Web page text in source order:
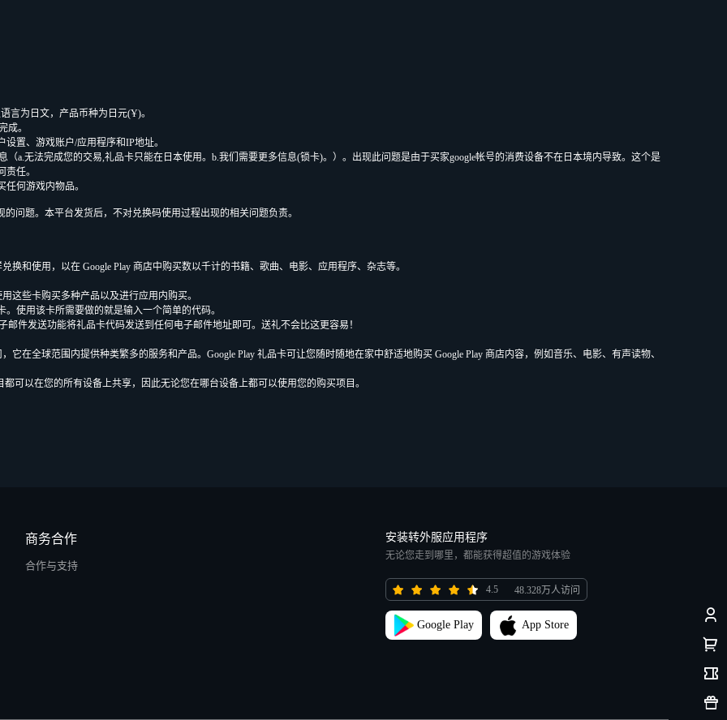
言为日文，产品币种为日元(Ұ)。
成。
置、游戏账户/应用程序和IP地址。
a.无法完成您的交易,礼品卡只能在日本使用。b.我们需要更多信息(锁卡)。）。出现此问题是由于买家google帐号的消费设备不在日本境内导致。这个是
任。
何游戏内物品。
问题。本平台发货后，不对兑换码使用过程出现的相关问题负责。
换和使用，以在 Google Play 商店中购买数以千计的书籍、歌曲、电影、应用程序、杂志等。
这些卡购买多种产品以及进行应用内购买。
使用该卡所需要做的就是输入一个简单的代码。
件发送功能将礼品卡代码发送到任何电子邮件地址即可。送礼不会比这更容易！
它在全球范围内提供种类繁多的服务和产品。Google Play 礼品卡可让您随时随地在家中舒适地购买 Google Play 商店内容，例如音乐、电影、有声读物、
可以在您的所有设备上共享，因此无论您在哪台设备上都可以使用您的购买项目。
商务合作
合作与支持
安装转外服应用程序
无论您走到哪里，都能获得超值的游戏体验
4.5 48.328万人访问
Google Play App Store